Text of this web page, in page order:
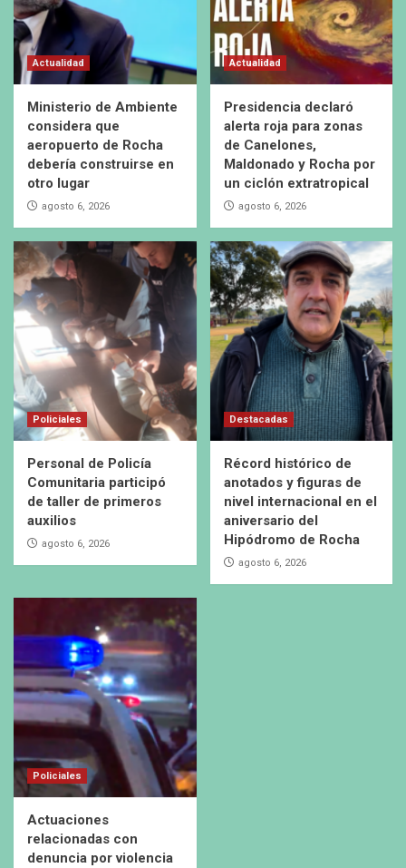
Actualidad
Ministerio de Ambiente
considera que
aeropuerto de Rocha
debería construirse en
otro lugar
agosto 6, 2026
Actualidad
Presidencia declaró
alerta roja para zonas
de Canelones,
Maldonado y Rocha por
un ciclón extratropical
agosto 6, 2026
Policiales
Personal de Policía
Comunitaria participó
de taller de primeros
auxilios
agosto 6, 2026
Destacadas
Récord histórico de
anotados y figuras de
nivel internacional en el
aniversario del
Hipódromo de Rocha
agosto 6, 2026
Policiales
Actuaciones
relacionadas con
denuncia por violencia